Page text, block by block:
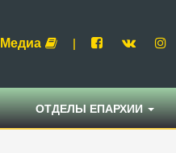
Медиа |
ОТДЕЛЫ ЕПАРХИИ